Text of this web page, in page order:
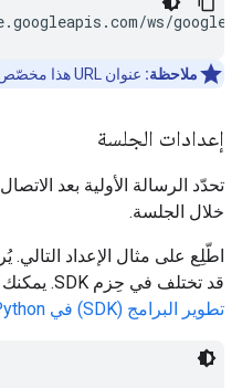
ملاحظة: عنوان URL هذا مخصّص للإصدار
إعدادات الجلسة
تحدّد الرسالة الأولية بعد
خلال الجلسة.
اطّلِع على مثال الإعداد التالي.
قد تختلف في حِزم SDK. يمكنك البحث عن
تطوير البرامج (SDK) في Python هنا